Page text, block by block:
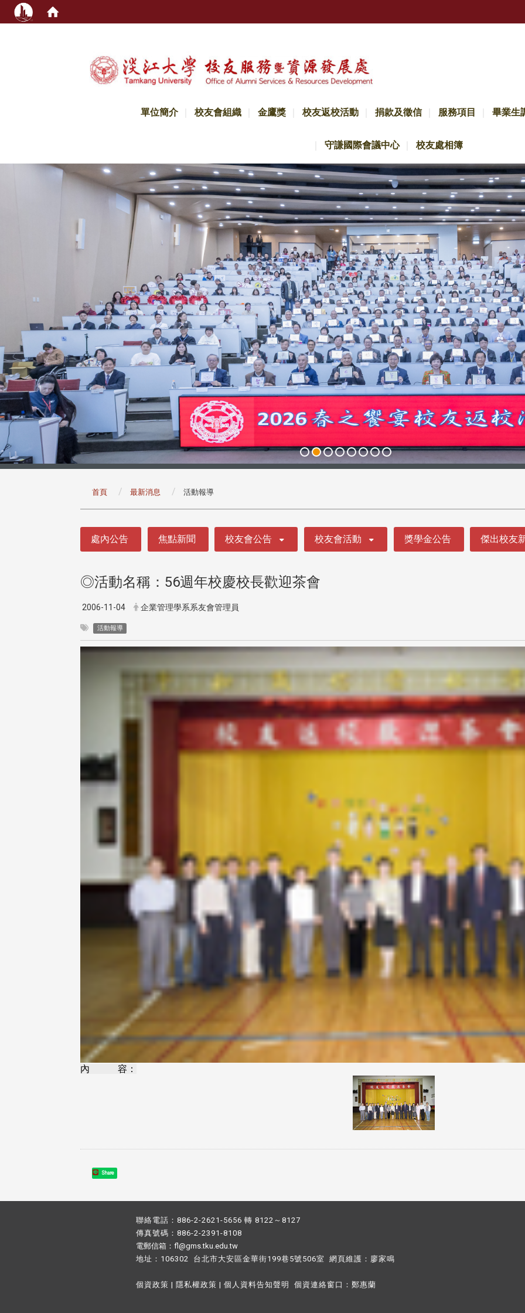
單位簡介 校友會組織 金鷹獎 校友返校活動 捐款及徵信 服務項目 畢業生
守謙國際會議中心 校友處相簿
首頁 最新消息 活動報導
處內公告 焦點新聞 校友會公告 校友會活動 獎學金公告 傑出校友
◎活動名稱：56週年校慶校長歡迎茶會
2006-11-04 企業管理學系系友會管理員
活動報導
內 容：
Share
聯絡電話：886-2-2621-5656 轉 8122～8127
傳真號碼：886-2-2391-8108
電郵信箱：fl@gms.tku.edu.tw
地址：106302 台北市大安區金華街199巷5號506室 網頁維護： 廖家鳴​
個資政策 | 隱私權政策 | 個人資料告知聲明 個資連絡窗口： 鄭惠蘭